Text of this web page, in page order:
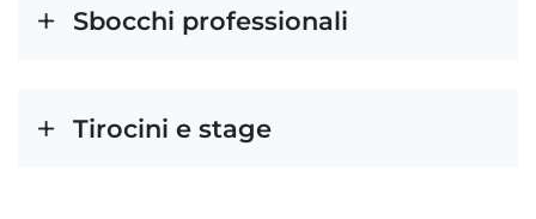
Sbocchi professionali
Tirocini e stage